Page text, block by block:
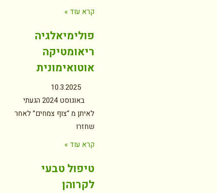
קרא עוד »
פולימיאלגיה
ריאומטיקה
אוטואימונית
10.3.2025
באוגוסט 2024 הגעתי
לאיתן מ “צוף צמחים” לאחר
שחזרו
קרא עוד »
טיפול טבעי
לקרוהן